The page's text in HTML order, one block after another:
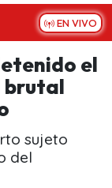
EN VIVO
el
brutal
sujeto
del